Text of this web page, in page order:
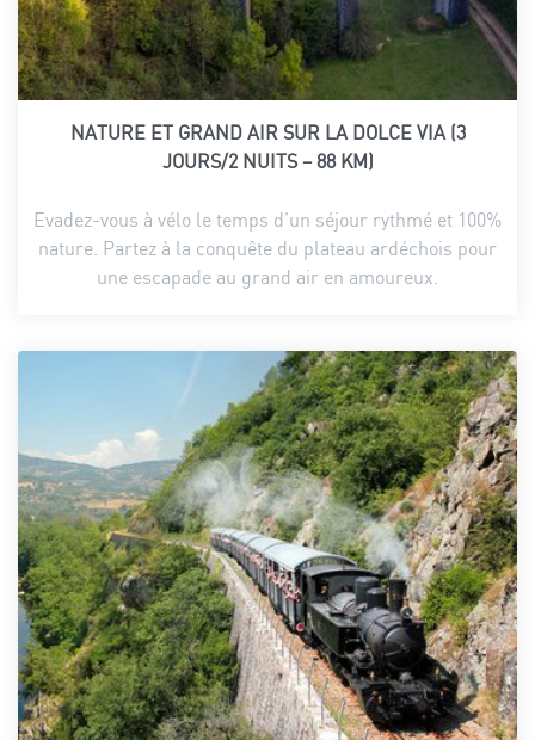
NATURE ET GRAND AIR SUR LA DOLCE VIA (3
JOURS/2 NUITS – 88 KM)
Evadez-vous à vélo le temps d’un séjour rythmé et 100%
nature. Partez à la conquête du plateau ardéchois pour
une escapade au grand air en amoureux.